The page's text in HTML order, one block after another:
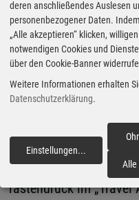
Energiespeicher mit
den beiden Achsen im
Neben der neuen
Entwickler der
Software-Generation,
Zusatzfunktionen
können. Die
Tastendruck im
deren anschließendes Auslesen
personenbezogener Daten.
„Alle akzeptieren“ klicken,
notwendigen Cookies und
über den Cookie-Banner
Weitere Informationen erhalten
Datenschutzerklärung.
Einstellungen...
Alle